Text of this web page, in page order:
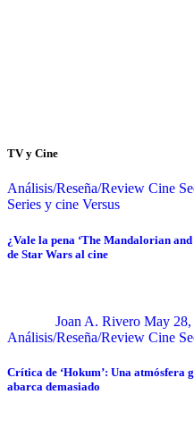
TV y Cine
Análisis/Reseña/Review Cine
Series y cine Versus
¿Vale la pena ‘The Mandalorian
de Star Wars al cine
Joan A. Rivero May 28,
Análisis/Reseña/Review Cine
Crítica de ‘Hokum’: Una
abarca demasiado